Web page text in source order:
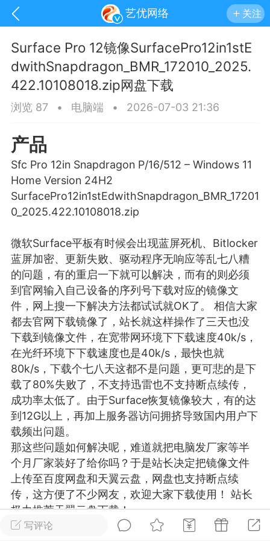
艺优网络 关注
游戏 兴趣 美图
问答 闲谈 官方
任务 排行 历史
网络
VIP 7
29 21:24
电脑端 Surface Laptop Go 2
Laptop Go 2镜像
网盘下载
Laptop Go 2 i5/8/128 – Windows
写评论
Surface Pro 12镜像SurfacePro12in1stE
dwithSnapdragon_BMR_172010_2025.
422.10108018.zip网盘下载
浏览 87 • 电脑端 • 2026-07-03 21:36
产品
Sfc Pro 12in Snapdragon P/16/512 – Windows 11
Home Version 24H2
SurfacePro12in1stEdwithSnapdragon_BMR_17201
0_2025.422.10108018.zip
微软Surface平板有时候会出现蓝屏死机、Bitlocker
蓝屏加密、更新失败、驱动程序无响应等乱七八糟
的问题，有的重启一下就可以解决，而有的则必须
到官网输入自己设备的序列号下载对应的镜像文
件，网上搜一下解决方法都试试就OK了。 相信大家
都去官网下载镜像了，站长就这样操作了三天也没
下载到镜像文件，在宽带网环境下下载速度40k/s，
在光纤环境下下载速度也是40k/s，最快也就
80k/s，下载个七八天这都不是问题，更可悲的是下
载了80%失败了，不支持迅雷也不支持断点续传，
成功率太低了。由于Surface恢复镜像较大，有的达
到12G以上，再加上服务器访问拥挤导致国内用户下
载频出问题。
那这些问题如何解决呢，难道就把电脑发厂家等半
个月厂家装好了给你吗？于是站长决定把镜像文件
上传至百度网盘和天翼云盘，网盘也支持断点续
传，这方便了不少网友，欢迎大家下载使用！ 站长
极力推荐天翼云盘下载！
注：此教程为微软官网提供的教程，若按此教程不